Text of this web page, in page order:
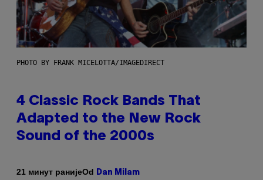
PHOTO BY FRANK MICELOTTA/IMAGEDIRECT
4 Classic Rock Bands That
Adapted to the New Rock
Sound of the 2000s
21 минут ранијеOd Dan Milam